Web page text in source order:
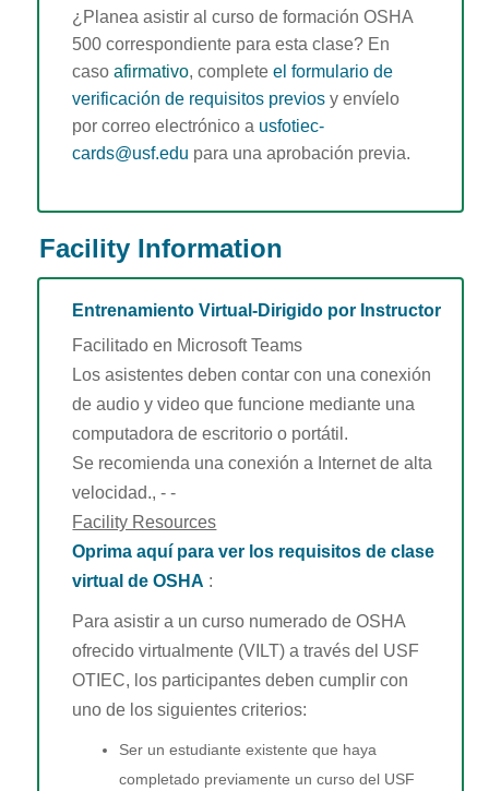
¿Planea asistir al curso de formación OSHA
500 correspondiente para esta clase? En
casoafirmativo, completeel formulario de
verificación de requisitos previos y envíelo
por correo electrónico a usfotiec-
cards@usf.edu para una aprobación previa.
Facility Information
Entrenamiento Virtual-Dirigido por Instructor
Facilitado en Microsoft Teams
Los asistentes deben contar con una conexión
de audio y video que funcione mediante una
computadora de escritorio o portátil.
Se recomienda una conexión a Internet de alta
velocidad., - -
Facility Resources
Oprima aquí para ver los requisitos de clase
virtual de OSHA :
Para asistir a un curso numerado de OSHA
ofrecido virtualmente (VILT) a través del USF
OTIEC, los participantes deben cumplir con
uno de los siguientes criterios:
Ser un estudiante existente que haya
completado previamente un curso del USF